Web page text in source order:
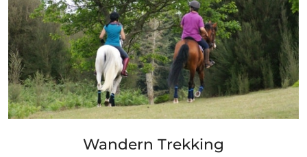
Wandern Trekking